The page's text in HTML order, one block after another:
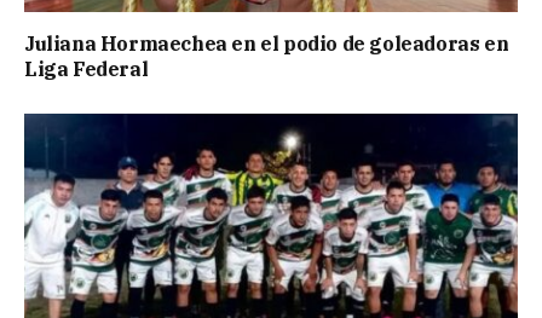
Juliana Hormaechea en el podio de goleadoras en
Liga Federal